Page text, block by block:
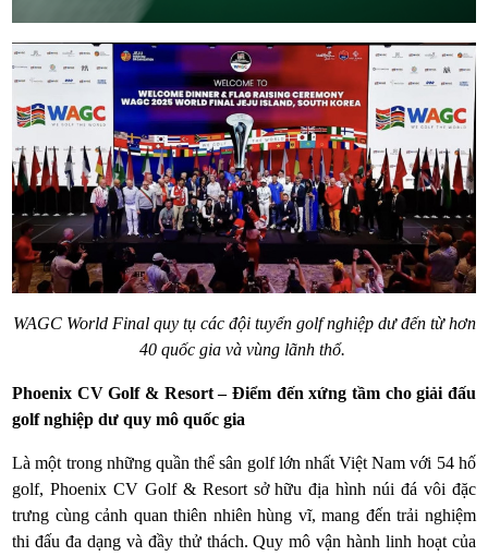
WAGC World Final quy tụ các đội tuyển golf nghiệp dư đến từ hơn
40 quốc gia và vùng lãnh thổ.
Phoenix CV Golf & Resort – Điểm đến xứng tầm cho giải đấu
golf nghiệp dư quy mô quốc gia
Là một trong những quần thể sân golf lớn nhất Việt Nam với 54 hố
golf, Phoenix CV Golf & Resort sở hữu địa hình núi đá vôi đặc
trưng cùng cảnh quan thiên nhiên hùng vĩ, mang đến trải nghiệm
thi đấu đa dạng và đầy thử thách. Quy mô vận hành linh hoạt của